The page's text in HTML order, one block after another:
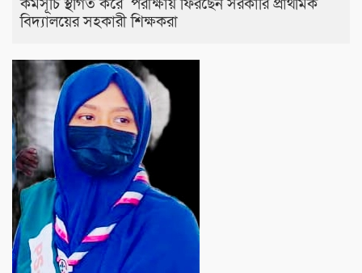
কর্মসূচি স্থগিত করে পরীক্ষায় ফিরছেন সরকারি প্রাথমিক
বিদ্যালয়ের সহকারী শিক্ষকরা